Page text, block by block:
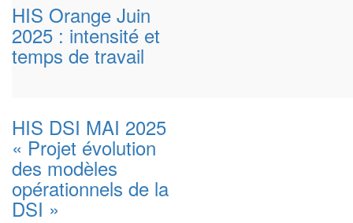
HIS Orange Juin
2025 : intensité et
temps de travail
HIS DSI MAI 2025
« Projet évolution
des modèles
opérationnels de la
DSI »